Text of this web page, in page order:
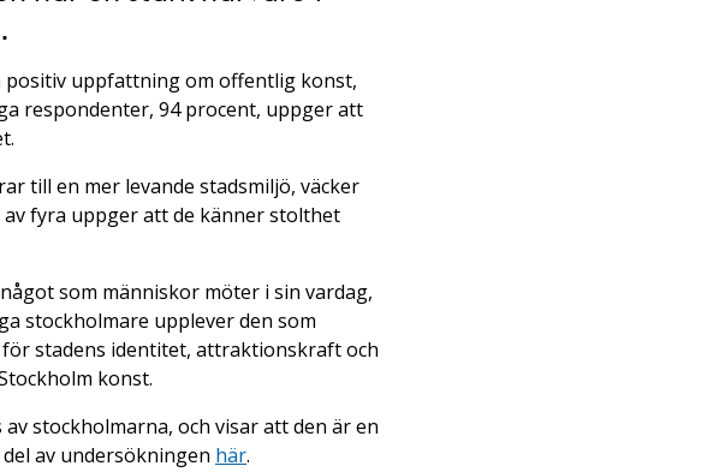
positiv uppfattning om offentlig konst,
respondenter, 94 procent, uppger att
till en mer levande stadsmiljö, väcker
fyra uppger att de känner stolthet
som människor möter i sin vardag,
stockholmare upplever den som
stadens identitet, attraktionskraft och
konst.
stockholmarna, och visar att den är en
av undersökningen här.